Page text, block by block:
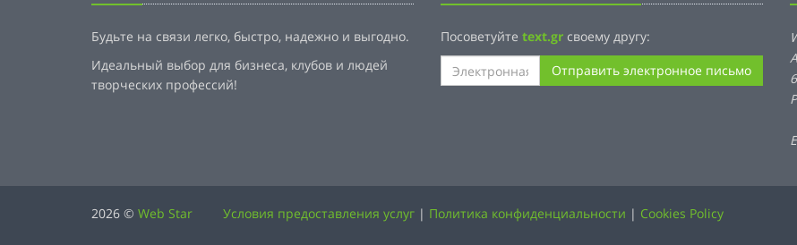
Будьте на связи легко, быстро, надежно и выгодно.
Идеальный выбор для бизнеса, клубов и людей
творческих профессий!
Посоветуйте text.gr своему другу:
Отправить электронное письмо
2026 © Web Star Условия предоставления услуг | Политика конфиденциальности | Cookies Policy